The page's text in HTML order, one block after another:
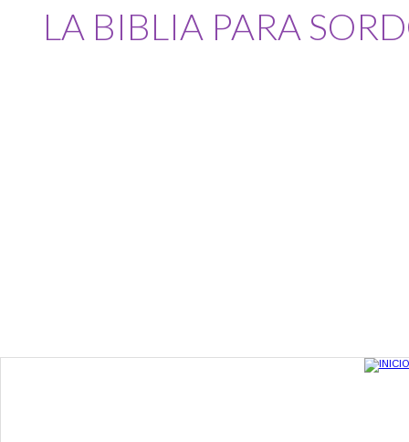
LA BIBLIA PARA